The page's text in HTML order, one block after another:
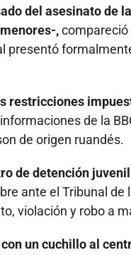
del asesinato de
,compareció
presentó
restricciones
de la
de origen ruandés.
de detención
ante el Tribunal de
violación y robo a
un cuchillo al